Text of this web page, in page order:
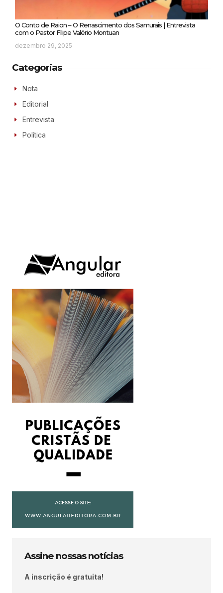
O Conto de Raion – O Renascimento dos Samurais | Entrevista
com o Pastor Filipe Valério Montuan
dezembro 29, 2025
Categorias
Nota
Editorial
Entrevista
Política
Assine nossas notícias
A inscrição é gratuita!